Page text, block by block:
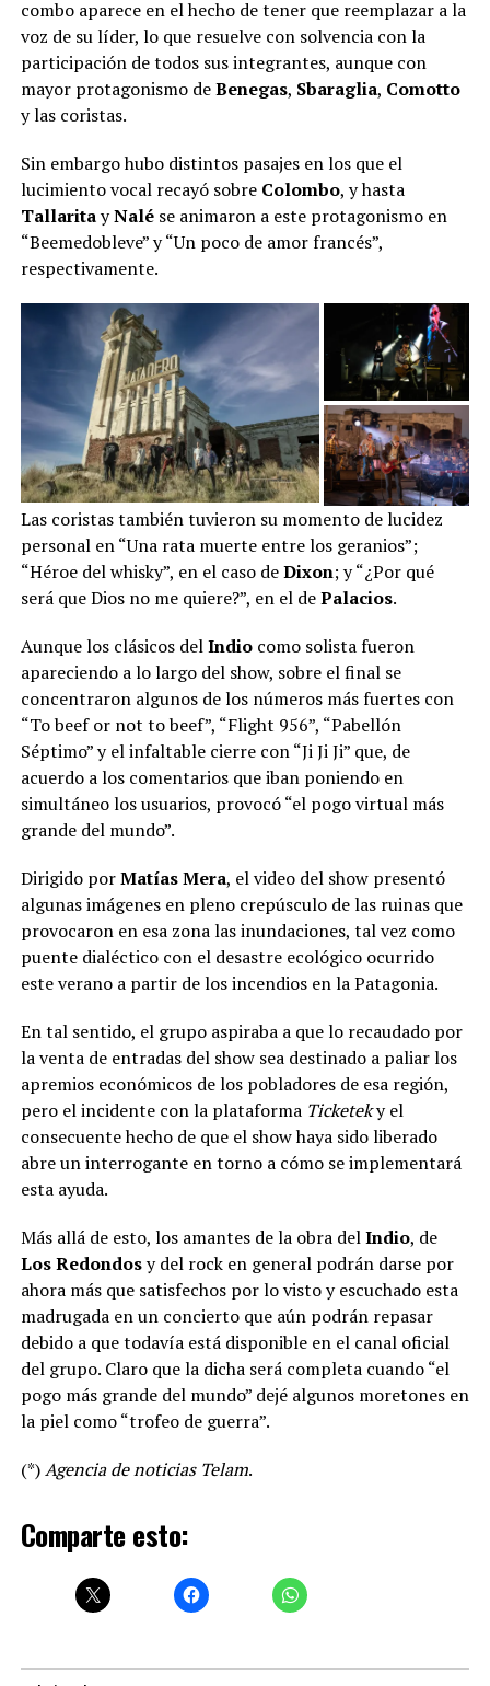
combo aparece en el hecho de tener que reemplazar a la
voz de su líder, lo que resuelve con solvencia con la
participación de todos sus integrantes, aunque con
mayor protagonismo deBenegas, Sbaraglia, Comotto
y las coristas.
Sin embargo hubo distintos pasajes en los que el
lucimiento vocal recayó sobre Colombo, y hasta
TallaritayNalé se animaron a este protagonismo en
“Beemedobleve” y “Un poco de amor francés”,
respectivamente.
Las coristas también tuvieron su momento de lucidez
personal en “Una rata muerte entre los geranios”;
“Héroe del whisky”, en el caso deDixon; y “¿Por qué
será que Dios no me quiere?”, en el dePalacios.
Aunque los clásicos delIndiocomo solista fueron
apareciendo a lo largo del show, sobre el final se
concentraron algunos de los números más fuertes con
“To beef or not to beef”, “Flight 956”, “Pabellón
Séptimo” y el infaltable cierre con “Ji Ji Ji” que, de
acuerdo a los comentarios que iban poniendo en
simultáneo los usuarios, provocó “el pogo virtual más
grande del mundo”.
Dirigido porMatías Mera, el video del show presentó
algunas imágenes en pleno crepúsculo de las ruinas que
provocaron en esa zona las inundaciones, tal vez como
puente dialéctico con el desastre ecológico ocurrido
este verano a partir de los incendios en la Patagonia.
En tal sentido, el grupo aspiraba a que lo recaudado por
la venta de entradas del show sea destinado a paliar los
apremios económicos de los pobladores de esa región,
pero el incidente con la plataforma Ticketeky el
consecuente hecho de que el show haya sido liberado
abre un interrogante en torno a cómo se implementará
esta ayuda.
Más allá de esto, los amantes de la obra delIndio, de
Los Redondosy del rock en general podrán darse por
ahora más que satisfechos por lo visto y escuchado esta
madrugada en un concierto que aún podrán repasar
debido a que todavía está disponible en el canal oficial
del grupo. Claro que la dicha será completa cuando “el
pogo más grande del mundo” dejé algunos moretones en
la piel como “trofeo de guerra”.
(*)Agencia de noticias Telam.
Comparte esto: